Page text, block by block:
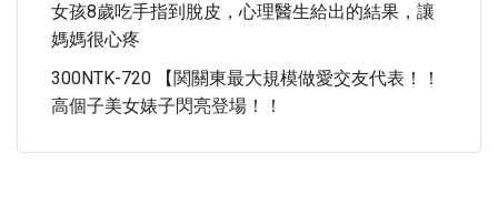
女孩8歲吃手指到脫皮，心理醫生給出的結果，讓
媽媽很心疼
300NTK-720 【関關東最大規模做愛交友代表！！
高個子美女婊子閃亮登場！！